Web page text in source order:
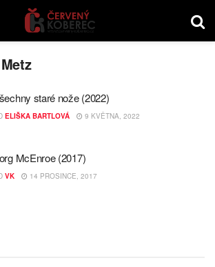
staré nože (2022)
ELIŠKA BARTLOVÁ 9 KVĚTNA, 2022
McEnroe (2017)
VK 14 PROSINCE, 2017